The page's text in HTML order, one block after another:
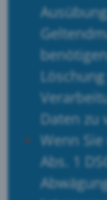
Daten zu
Wenn
Abs. 1